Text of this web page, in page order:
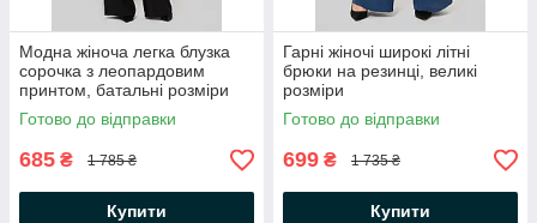
Модна жіноча легка блузка
сорочка з леопардовим
принтом, батальні розміри
Готово до відправки
685 ₴ 1 785 ₴
Купити
Гарні жіночі широкі літні
брюки на резинці, великі
розміри
Готово до відправки
699 ₴ 1 735 ₴
Купити